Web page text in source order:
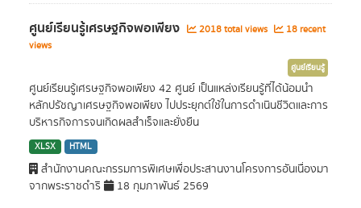
ศูนย์เรียนรู้เศรษฐกิจพอเพียง 2018 total views
18 recent
views
ศูนย์เรียนรู้
ศูนย์เรียนรู้เศรษฐกิจพอเพียง 42 ศูนย์ เป็นแหล่งเรียนรู้ที่ได้น้อมนำ
หลักปรัชญาเศรษฐกิจพอเพียง ไปประยุกต์ใช้ในการดำเนินชีวิตและการ
บริหารกิจการจนเกิดผลสำเร็จและยั่งยืน
XLSX HTML
สำนักงานคณะกรรมการพิเศษเพื่อประสานงานโครงการอันเนื่องมา
จากพระราชดำริ
18 กุมภาพันธ์ 2569